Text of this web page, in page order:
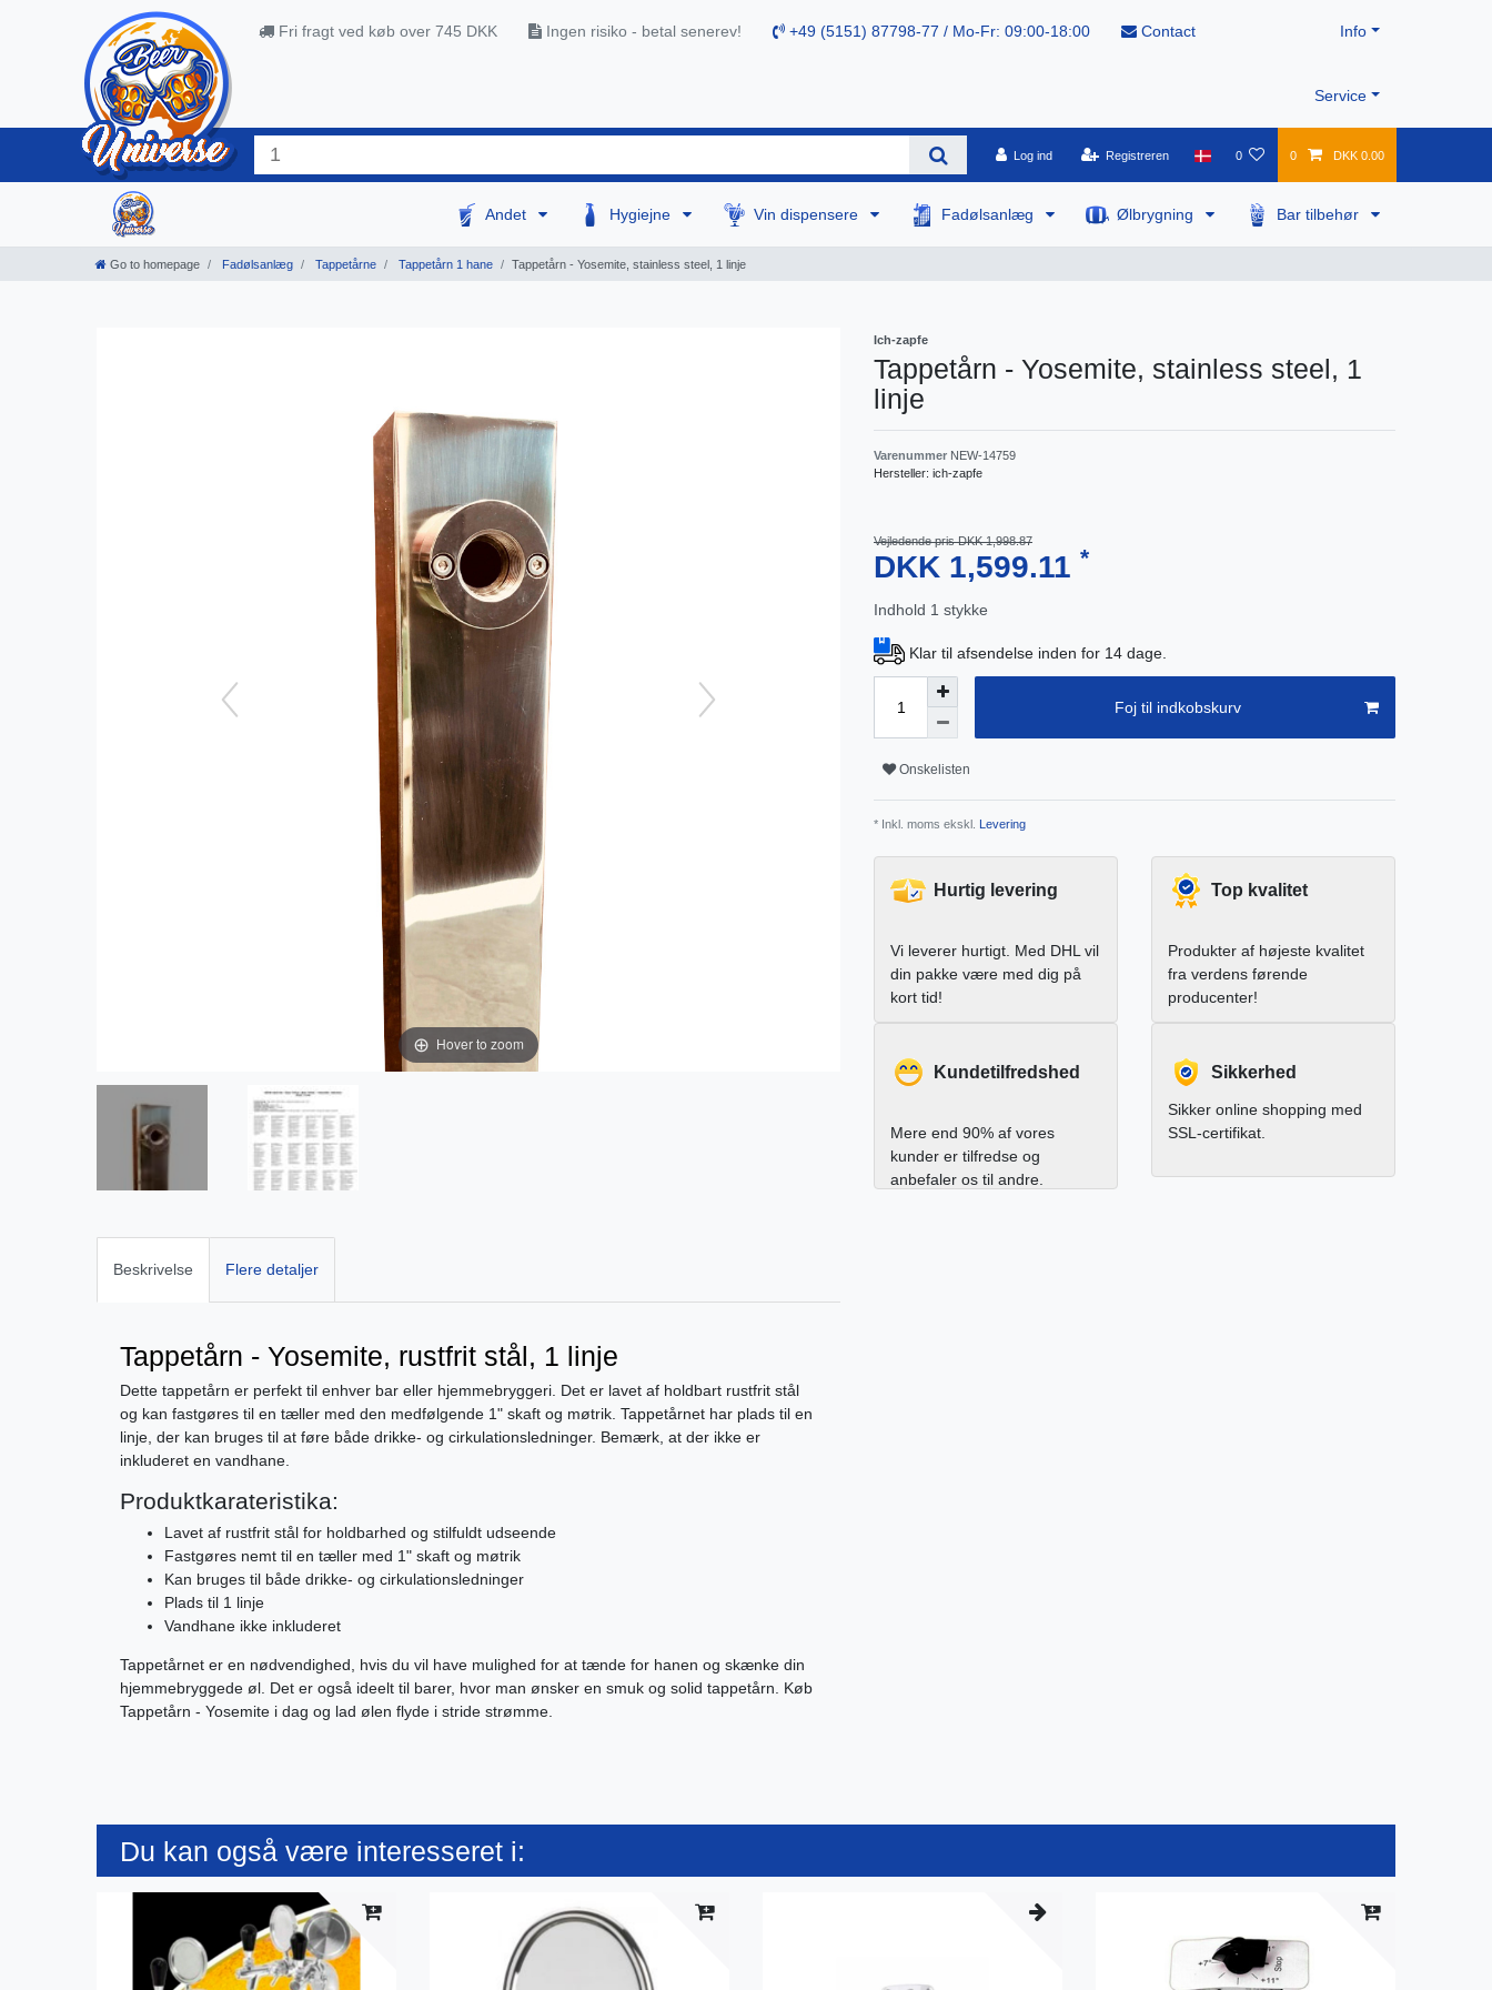
Fri fragt ved køb over 745 DKK Ingen risiko - betal senerev! +49 (5151) 87798-77 / Mo-Fr: 09:00-18:00 Contact Info
Service
Log ind Registreren 0 0 DKK 0.00
Andet Hygiejne Vin dispensere Fadølsanlæg Ølbrygning Bar tilbehør
Go to homepage Fadølsanlæg Tappetårne Tappetårn 1 hane Tappetårn - Yosemite, stainless steel, 1 linje
Hover to zoom
Beskrivelse Flere detaljer
Tappetårn - Yosemite, rustfrit stål, 1 linje
Dette tappetårn er perfekt til enhver bar eller hjemmebryggeri. Det er lavet af holdbart rustfrit stål
og kan fastgøres til en tæller med den medfølgende 1" skaft og møtrik. Tappetårnet har plads til en
linje, der kan bruges til at føre både drikke- og cirkulationsledninger. Bemærk, at der ikke er
inkluderet en vandhane.
Produktkarateristika:
Lavet af rustfrit stål for holdbarhed og stilfuldt udseende
Fastgøres nemt til en tæller med 1" skaft og møtrik
Kan bruges til både drikke- og cirkulationsledninger
Plads til 1 linje
Vandhane ikke inkluderet
Tappetårnet er en nødvendighed, hvis du vil have mulighed for at tænde for hanen og skænke din
hjemmebryggede øl. Det er også ideelt til barer, hvor man ønsker en smuk og solid tappetårn. Køb
Tappetårn - Yosemite i dag og lad ølen flyde i stride strømme.
Ich-zapfe
Tappetårn - Yosemite, stainless steel, 1
linje
Varenummer NEW-14759
Hersteller: ich-zapfe
Vejledende pris DKK 1,998.87
DKK 1,599.11 *
Indhold 1 stykke
Klar til afsendelse inden for 14 dage.
Foj til indkobskurv
Onskelisten
* Inkl. moms ekskl. Levering
Hurtig levering
Vi leverer hurtigt. Med DHL vil
din pakke være med dig på
kort tid!
Top kvalitet
Produkter af højeste kvalitet
fra verdens førende
producenter!
Kundetilfredshed
Mere end 90% af vores
kunder er tilfredse og
anbefaler os til andre.
Sikkerhed
Sikker online shopping med
SSL-certifikat.
Du kan også være interesseret i: